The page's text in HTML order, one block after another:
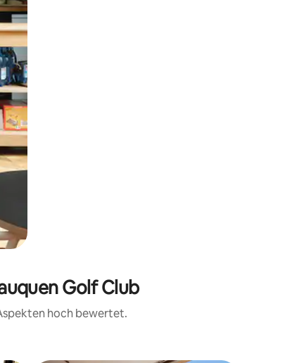
oder Wischgesten.
Golf Club
hoch bewertet.